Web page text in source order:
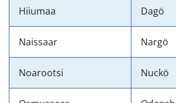
Hiiumaa Dagö
Naissaar Nargö
Noarootsi Nuckö